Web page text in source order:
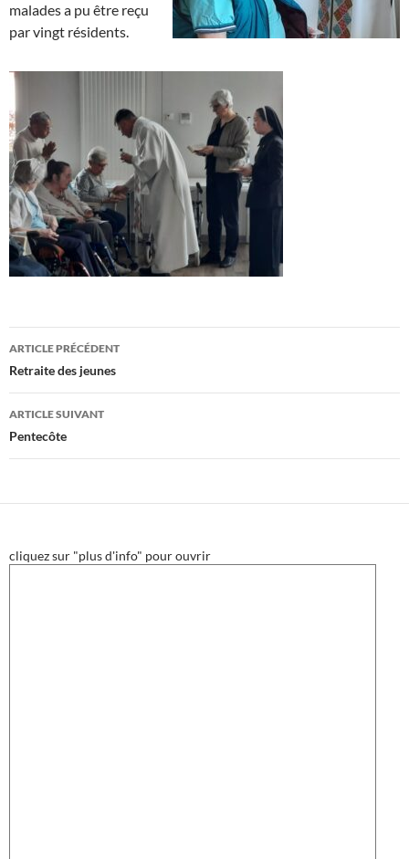
malades a pu être reçu
par vingt résidents.
Navigation
des
articles
ARTICLE PRÉCÉDENT
Retraite des jeunes
ARTICLE SUIVANT
Pentecôte
cliquez sur "plus d'info" pour ouvrir